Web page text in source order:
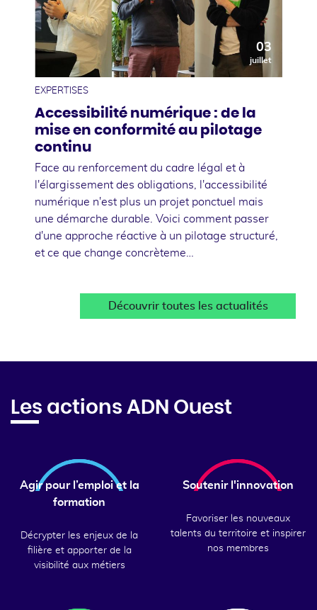
03
juillet
EXPERTISES
Accessibilité numérique : de la
mise en conformité au pilotage
continu
Face au renforcement du cadre légal et à
l'élargissement des obligations, l'accessibilité
numérique n'est plus un projet ponctuel mais
une démarche durable. Voici comment passer
d'une approche réactive à un pilotage structuré,
et ce que change concrèteme…
Découvrir toutes les actualités
Les actions ADN Ouest
Agir pour l’emploi et la
formation
Décrypter les enjeux de la
filière et apporter de la
visibilité aux métiers
Soutenir l'innovation
Favoriser les nouveaux
talents du territoire et inspirer
nos membres